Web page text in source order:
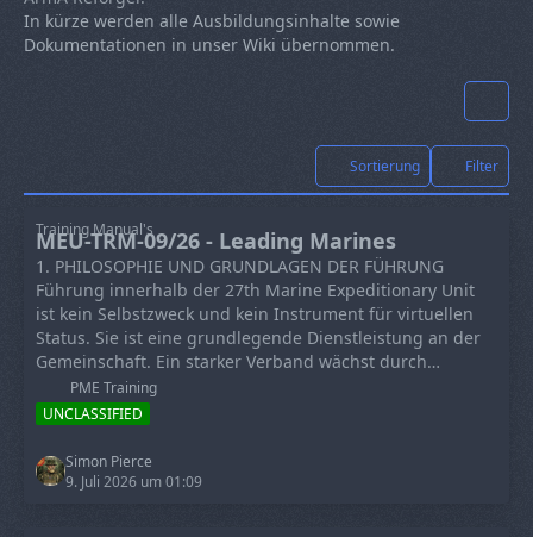
In kürze werden alle Ausbildungsinhalte sowie
Dokumentationen in unser Wiki übernommen.
Sortierung Filter
Training Manual's
MEU-TRM-09/26 - Leading Marines
1. PHILOSOPHIE UND GRUNDLAGEN DER FÜHRUNG
Führung innerhalb der 27th Marine Expeditionary Unit
ist kein Selbstzweck und kein Instrument für virtuellen
Status. Sie ist eine grundlegende Dienstleistung an der
Gemeinschaft. Ein starker Verband wächst durch…
PME Training
UNCLASSIFIED
Simon Pierce
9. Juli 2026 um 01:09